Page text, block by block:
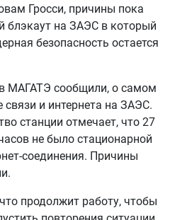
Гросси, причины пока
блэкаут на ЗАЭС в который
безопасность остается
МАГАТЭ сообщили, о самом
связи и интернета на ЗАЭС.
станции отмечает, что 27
не было стационарной
соединения. Причины
продолжит работу, чтобы